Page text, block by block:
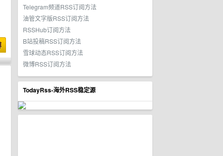
Telegram频道RSS订阅方法
油管文字版RSS订阅方法
RSSHub订阅方法
B站投稿RSS订阅方法
雪球动态RSS订阅方法
微博RSS订阅方法
TodayRss-海外RSS稳定源